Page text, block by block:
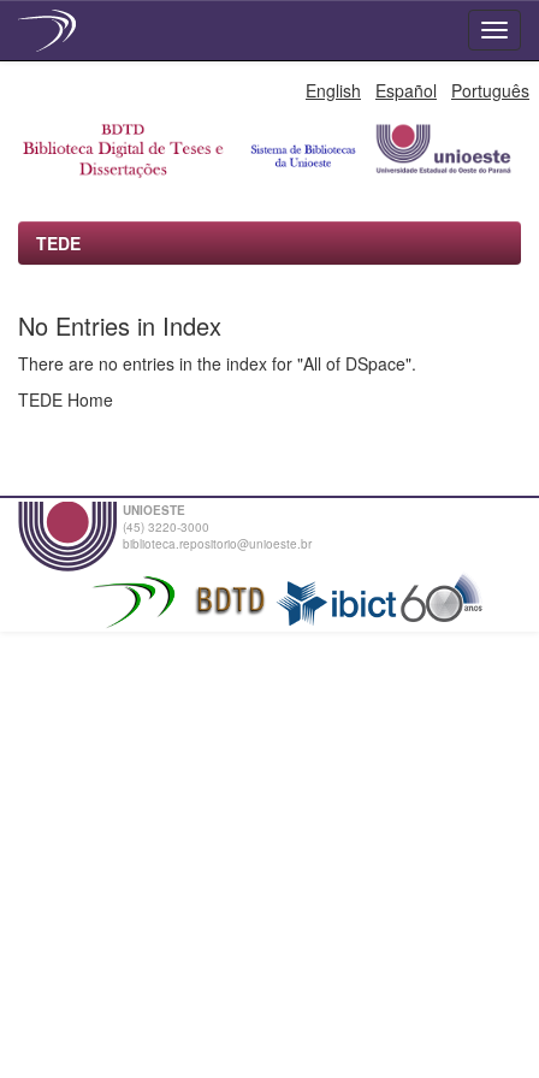
English Español Português
TEDE
No Entries in Index
There are no entries in the index for "All of DSpace".
TEDE Home
UNIOESTE
(45) 3220-3000
biblioteca.repositorio@unioeste.br